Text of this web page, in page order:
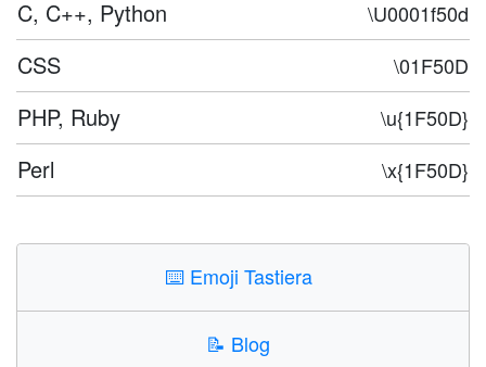
C, C++, Python \U0001f50d
CSS \01F50D
PHP, Ruby \u{1F50D}
Perl \x{1F50D}
⌨️ Emoji Tastiera
📝 Blog